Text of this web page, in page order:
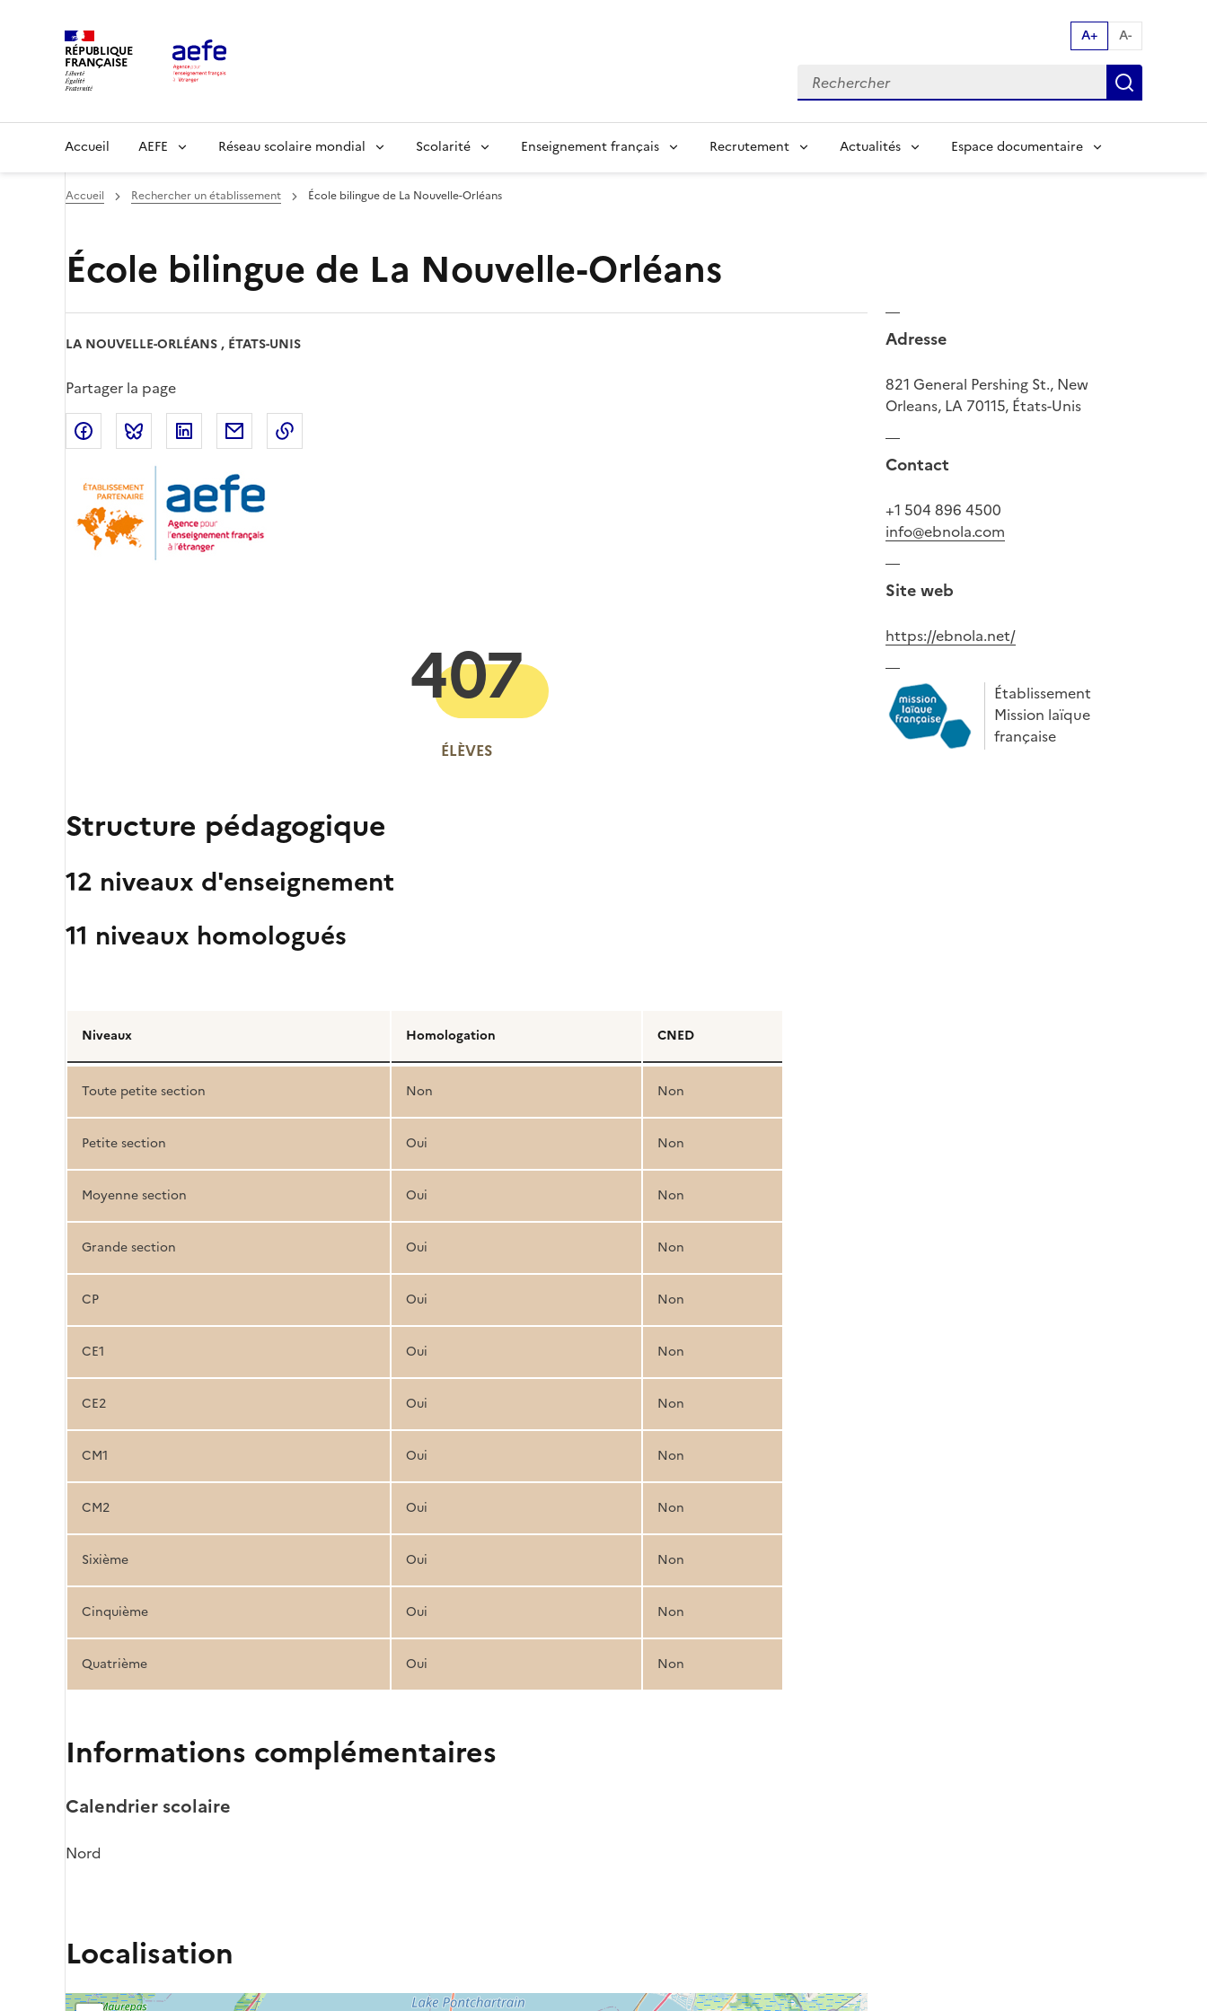
RÉPUBLIQUE
FRANÇAISE
A+ A-
Recherche par mot clés:
Main
navigation
Accueil AEFE Réseau scolaire mondial Scolarité Enseignement français Recrutement Actualités Espace documentaire
Accueil Rechercher un établissement École bilingue de La Nouvelle-Orléans
École bilingue de La Nouvelle-Orléans
LA NOUVELLE-ORLÉANS , ÉTATS-UNIS
Partager la page
Partager sur Facebook
Partager sur Bluesky
Partager sur LinkedIn
Partager par email
ÉLÈVES
407
Structure pédagogique
12 niveaux d'enseignement
11 niveaux homologués
de
la
structure
pédagogique
Niveaux Homologation CNED
Toute petite section Non Non
Petite section Oui Non
Moyenne section Oui Non
Grande section Oui Non
CP Oui Non
CE1 Oui Non
CE2 Oui Non
CM1 Oui Non
CM2 Oui Non
Sixième Oui Non
Cinquième Oui Non
Quatrième Oui Non
Informations complémentaires
Calendrier scolaire
Nord
Localisation
Adresse
821 General Pershing St., New
Orleans, LA 70115, États-Unis
Contact
+1 504 896 4500
info@ebnola.com
Site web
https://ebnola.net/
Établissement
Mission laïque
française